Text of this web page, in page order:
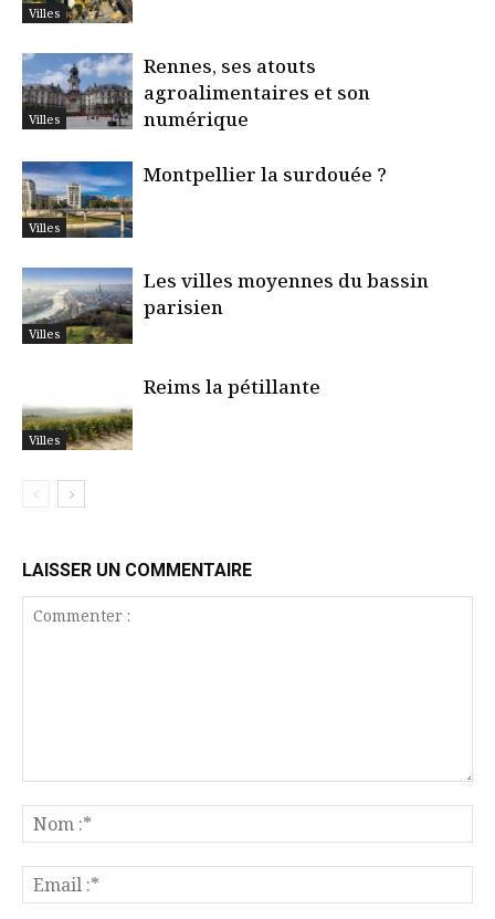
Villes
Villes
Rennes, ses atouts
agroalimentaires et son
numérique
Villes
Montpellier la surdouée ?
Villes
Les villes moyennes du bassin
parisien
Villes
Reims la pétillante
LAISSER UN COMMENTAIRE